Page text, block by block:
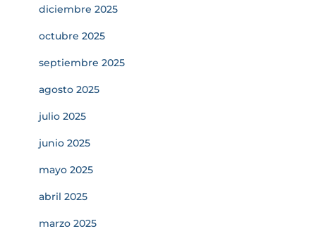
diciembre 2025
octubre 2025
septiembre 2025
agosto 2025
julio 2025
junio 2025
mayo 2025
abril 2025
marzo 2025